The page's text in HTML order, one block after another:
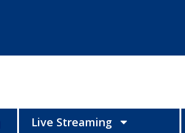
Live Streaming